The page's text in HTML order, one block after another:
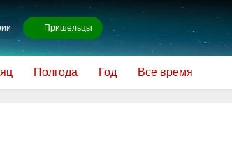
Пришельцы
Полгода Год Все время